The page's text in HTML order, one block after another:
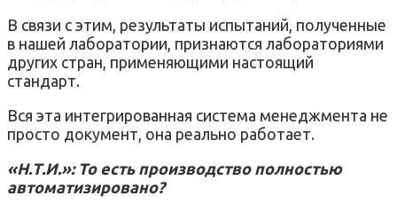
В связи с этим, результаты испытаний, полученные
в нашей лаборатории, признаются лабораториями
других стран, применяющими настоящий
стандарт.
Вся эта интегрированная система менеджмента не
просто документ, она реально работает.
«Н.Т.И.»: То есть производство полностью
автоматизировано?